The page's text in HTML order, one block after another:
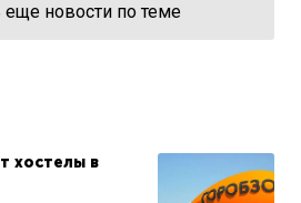
еще новости по теме
хостелы в